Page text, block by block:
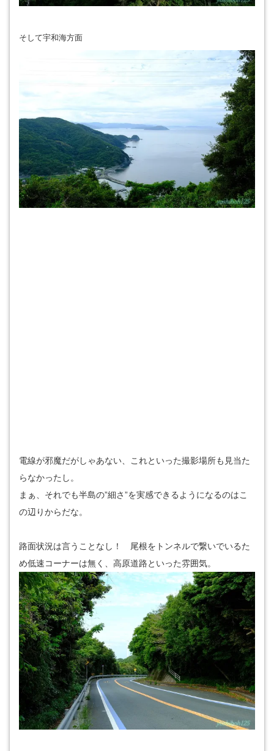
そして宇和海方面
電線が邪魔だがしゃあない、これといった撮影場所も見当た
らなかったし。
まぁ、それでも半島の”細さ”を実感できるようになるのはこ
の辺りからだな。
路面状況は言うことなし！ 尾根をトンネルで繋いでいるた
め低速コーナーは無く、高原道路といった雰囲気。